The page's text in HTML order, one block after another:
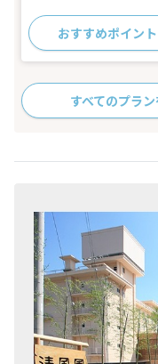
おすすめポイント
すべてのプラ